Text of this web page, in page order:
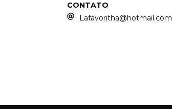
CONTATO
Lafavoritha@hotmail.com